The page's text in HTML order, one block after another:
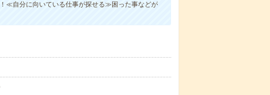
≪自分に向いている仕事が探せる≫困った事などが